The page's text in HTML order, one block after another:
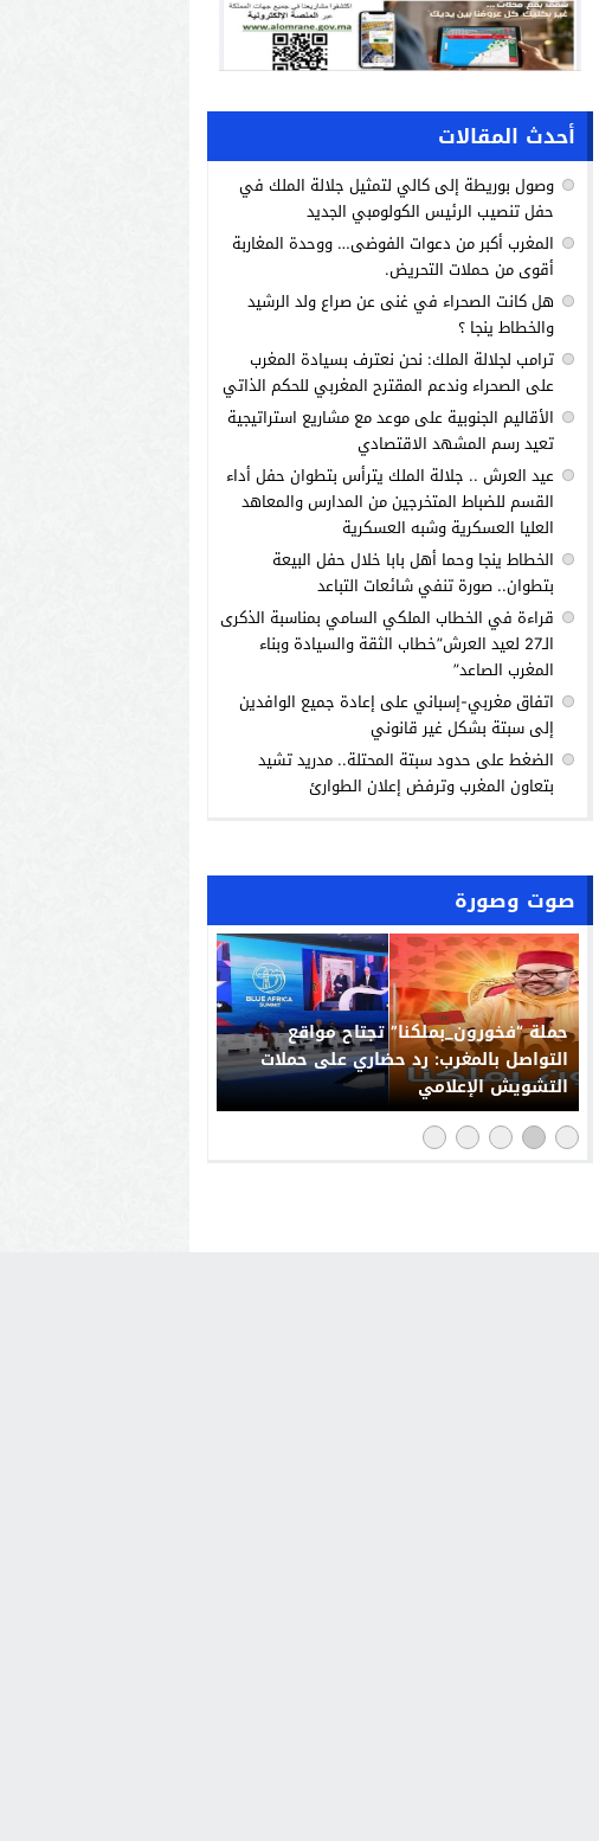
صوت وصورة
حملة “فخورون_بملكنا” تجتاح مواقع
التواصل بالمغرب: رد حضاري على حملات
التشويش الإعلامي
أحدث المقالات
وصول بوريطة إلى كالي لتمثيل جلالة الملك في
حفل تنصيب الرئيس الكولومبي الجديد
المغرب أكبر من دعوات الفوضى… ووحدة المغاربة
أقوى من حملات التحريض.
هل كانت الصحراء في غنى عن صراع ولد الرشيد
والخطاط ينجا ؟
ترامب لجلالة الملك: نحن نعترف بسيادة المغرب
على الصحراء وندعم المقترح المغربي للحكم الذاتي
الأقاليم الجنوبية على موعد مع مشاريع استراتيجية
تعيد رسم المشهد الاقتصادي
عيد العرش .. جلالة الملك يترأس بتطوان حفل أداء
القسم للضباط المتخرجين من المدارس والمعاهد
العليا العسكرية وشبه العسكرية
الخطاط ينجا وحما أهل بابا خلال حفل البيعة
بتطوان.. صورة تنفي شائعات التباعد
قراءة في الخطاب الملكي السامي بمناسبة الذكرى
الـ27 لعيد العرش”خطاب الثقة والسيادة وبناء
المغرب الصاعد”
اتفاق مغربي-إسباني على إعادة جميع الوافدين
إلى سبتة بشكل غير قانوني
الضغط على حدود سبتة المحتلة.. مدريد تشيد
بتعاون المغرب وترفض إعلان الطوارئ